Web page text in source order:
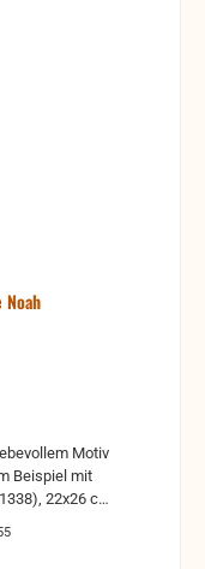
Motiv
Beispiel mit
22x26 cm